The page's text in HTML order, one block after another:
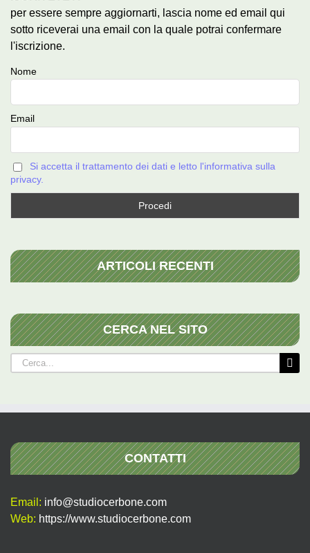
per essere sempre aggiornarti, lascia nome ed email qui
sotto riceverai una email con la quale potrai confermare
l'iscrizione.
Nome
Email
Si accetta il trattamento dei dati e letto l'informativa sulla
privacy.
ARTICOLI RECENTI
CERCA NEL SITO
Cerca
per:
CONTATTI
Email: info@studiocerbone.com
Web: https://www.studiocerbone.com